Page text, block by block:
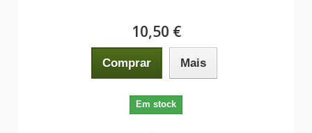
10,50 €
Comprar Mais
Em stock